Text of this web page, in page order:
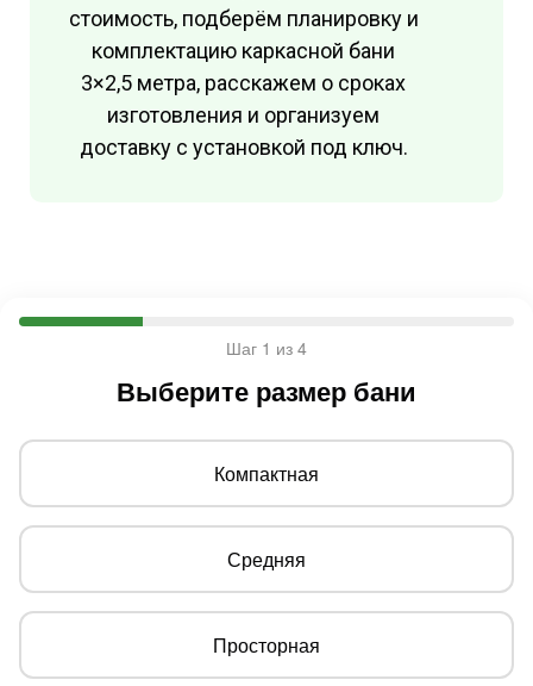
стоимость, подберём планировку и
комплектацию каркасной бани
3×2,5 метра, расскажем о сроках
изготовления и организуем
доставку с установкой под ключ.
Шаг 1 из 4
Выберите размер бани
Компактная
Средняя
Просторная